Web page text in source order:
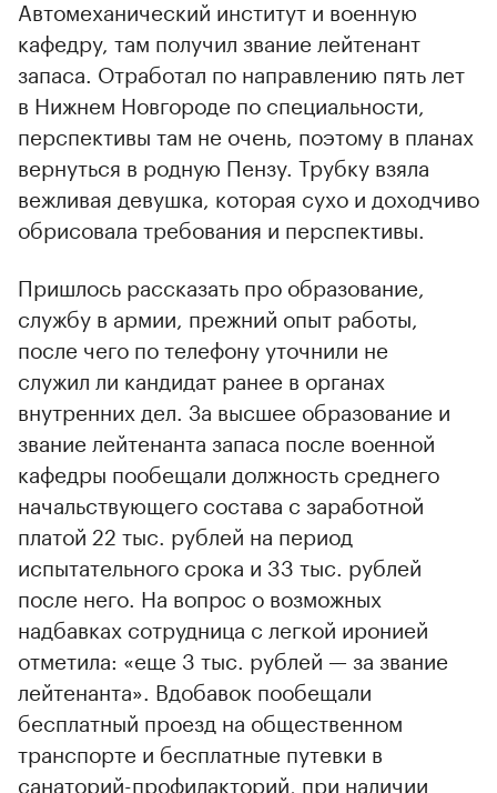
Автомеханический институт и военную
кафедру, там получил звание лейтенант
запаса. Отработал по направлению пять лет
в Нижнем Новгороде по специальности,
перспективы там не очень, поэтому в планах
вернуться в родную Пензу. Трубку взяла
вежливая девушка, которая сухо и доходчиво
обрисовала требования и перспективы.
Пришлось рассказать про образование,
службу в армии, прежний опыт работы,
после чего по телефону уточнили не
служил ли кандидат ранее в органах
внутренних дел. За высшее образование и
звание лейтенанта запаса после военной
кафедры пообещали должность среднего
начальствующего состава с заработной
платой 22 тыс. рублей на период
испытательного срока и 33 тыс. рублей
после него. На вопрос о возможных
надбавках сотрудница с легкой иронией
отметила: «еще 3 тыс. рублей — за звание
лейтенанта». Вдобавок пообещали
бесплатный проезд на общественном
транспорте и бесплатные путевки в
санаторий-профилакторий, при наличии